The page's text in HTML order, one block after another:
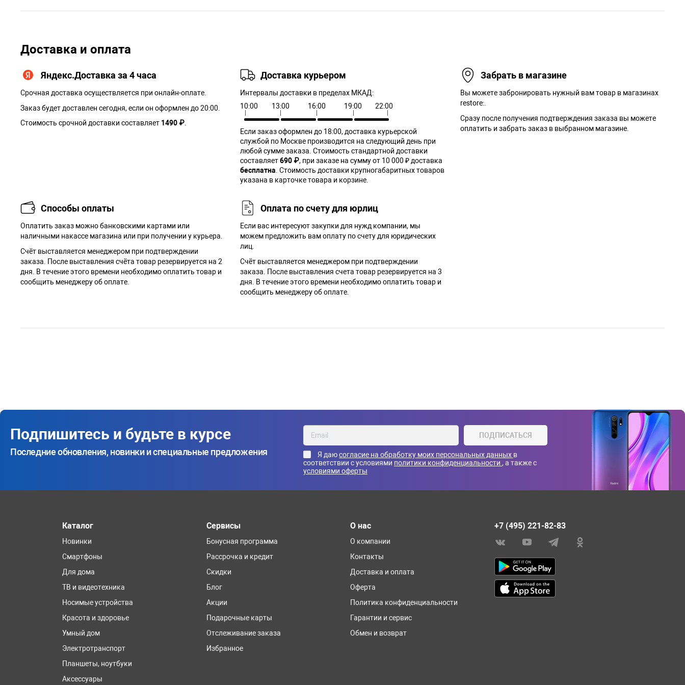
Доставка и оплата
Яндекс.Доставка за 4 часа
Срочная доставка осуществляется при онлайн-оплате.
Заказ будет доставлен сегодня, если он оформлен до 20:00.
Стоимость срочной доставки составляет 1490 ₽
Доставка курьером
Интервалы доставки в пределах МКАД:
10:00
13:00 16:00 19:00 22:00
Если заказ оформлен до 18:00, доставка курьерской
службой по Москве производится на следующий день при
любой сумме заказа. Cтоимость стандартной доставки
составляет690 ₽, при заказе на сумму от 10 000 ₽ доставка
бесплатна . Стоимость доставки крупногабаритных товаров
указана в карточке товара и корзине.
Забрать в магазине
Вы можете забронировать нужный вам товар в магазинах
restore:.
Сразу после получения подтверждения заказа вы можете
оплатить и забрать заказ в выбранном магазине.
Способы оплаты
Оплатить заказ можно банковскими картами или
наличными накассе магазина или при получении у курьера.
Cчёт выставляется менеджером при подтверждении
заказа. После выставления счёта товар резервируется на 2
дня. В течение этого времени необходимо оплатить товар и
сообщить менеджеру об оплате.
Оплата по счету для юрлиц
Если вас интересуют закупки для нужд компании, мы
можем предложить вам оплату по счету для юридических
лиц.
Счёт выставляется менеджером при подтверждении
заказа. После выставления счета товар резервируется на 3
дня. В течение этого времени необходимо оплатить товар и
сообщить менеджеру об оплате.
Подпишитесь и будьте в курсе
Последние обновления, новинки и специальные предложения
ПОДПИСАТЬСЯ
Я даюсогласие на обработку моих персональных данных в
соответствии с условиями политики конфиденциальности , а также с
условиями оферты
Каталог
Новинки
Смартфоны
Для дома
ТВ и видеотехника
Носимые устройства
Красота и здоровье
Умный дом
Электротранспорт
Планшеты, ноутбуки
Аксессуары
Сервисы
Бонусная программа
Рассрочка и кредит
Скидки
Блог
Акции
Подарочные карты
Отслеживание заказа
Избранное
О нас
О компании
Контакты
Доставка и оплата
Оферта
Политика конфиденциальности
Гарантии и сервис
Обмен и возврат
+7 (495) 221-82-83